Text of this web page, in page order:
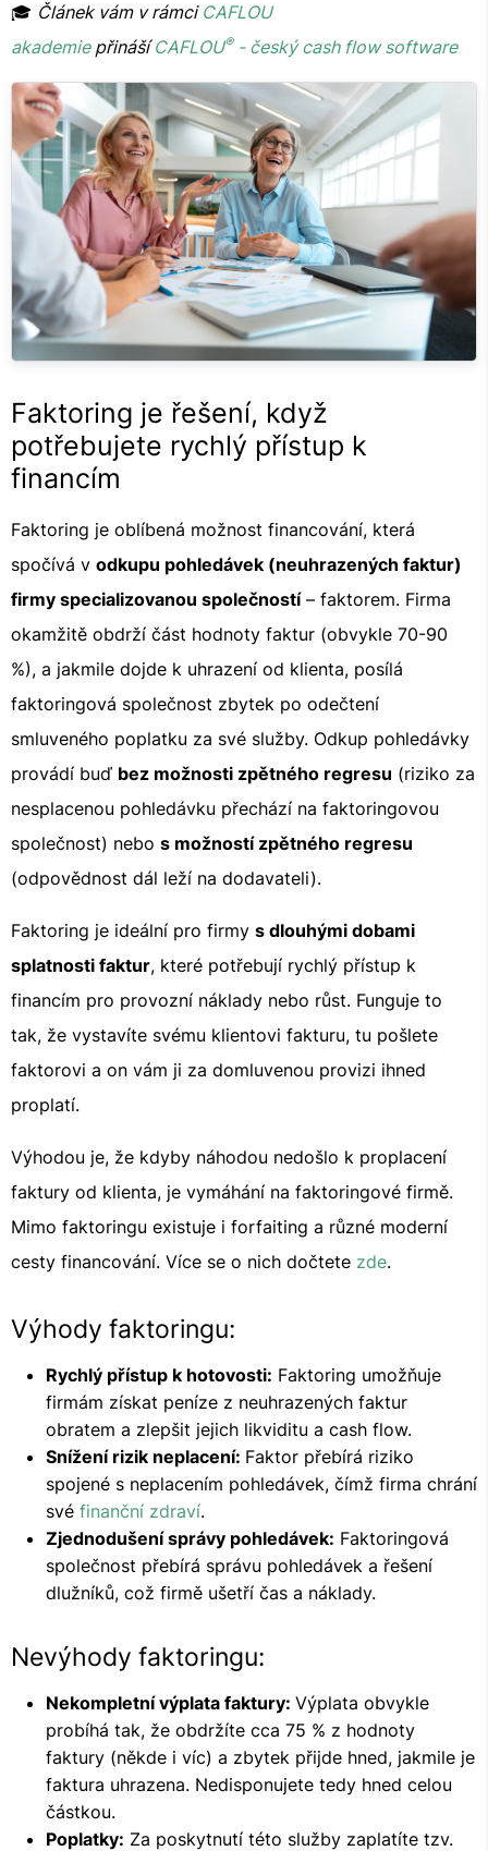
🎓 Článek vám v rámci CAFLOU
akademiepřinášíCAFLOU®- český cash flow software
Faktoring je řešení, když
potřebujete rychlý přístup k
financím
Faktoring je oblíbená možnost financování, která
spočívá v odkupu pohledávek (neuhrazených faktur)
firmy specializovanou společností– faktorem. Firma
okamžitě obdrží část hodnoty faktur (obvykle 70-90
%), a jakmile dojde k uhrazení od klienta, posílá
faktoringová společnost zbytek po odečtení
smluveného poplatku za své služby. Odkup pohledávky
provádí buď bez možnosti zpětného regresu (riziko za
nesplacenou pohledávku přechází na faktoringovou
společnost) nebo s možností zpětného regresu
(odpovědnost dál leží na dodavateli).
Faktoring je ideální pro firmy s dlouhými dobami
splatnosti faktur, které potřebují rychlý přístup k
financím pro provozní náklady nebo růst. Funguje to
tak, že vystavíte svému klientovi fakturu, tu pošlete
faktorovi a on vám ji za domluvenou provizi ihned
proplatí.
Výhodou je, že kdyby náhodou nedošlo k proplacení
faktury od klienta, je vymáhání na faktoringové firmě.
Mimo faktoringu existuje i forfaiting a různé moderní
cesty financování. Více se o nich dočtete zde.
Výhody faktoringu:
Rychlý přístup k hotovosti: Faktoring umožňuje
firmám získat peníze z neuhrazených faktur
obratem a zlepšit jejich likviditu a cash flow.
Snížení rizik neplacení: Faktor přebírá riziko
spojené s neplacením pohledávek, čímž firma chrání
své finanční zdraví.
Zjednodušení správy pohledávek: Faktoringová
společnost přebírá správu pohledávek a řešení
dlužníků, což firmě ušetří čas a náklady.
Nevýhody faktoringu:
Nekompletní výplata faktury: Výplata obvykle
probíhá tak, že obdržíte cca 75 % z hodnoty
faktury (někde i víc) a zbytek přijde hned, jakmile je
faktura uhrazena. Nedisponujete tedy hned celou
částkou.
Poplatky: Za poskytnutí této služby zaplatíte tzv.